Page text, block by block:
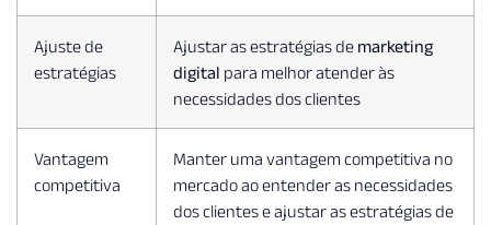
Ajuste de
estratégias
Ajustar as estratégias de marketing
digital para melhor atender às
necessidades dos clientes
Vantagem
competitiva
Manter uma vantagem competitiva no
mercado ao entender as necessidades
dos clientes e ajustar as estratégias de